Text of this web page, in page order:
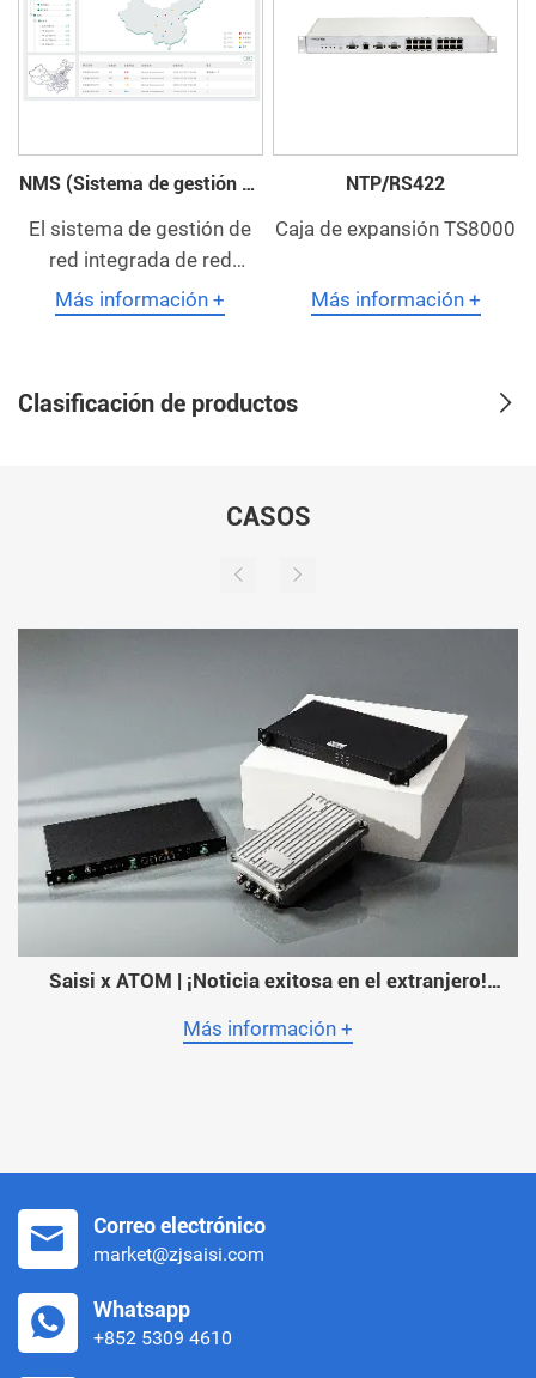
Clasificación de productos
NMS (Sistema de gestión de
red)
El sistema de gestión de
red integrada de red
síncrona es un sistema
integral de gestión de red
desarrollado
Más información +
NTP/RS422
Caja de expansión TS8000
Más información +
CASOS
Saisi x ATOM | ¡Noticia exitosa en el extranjero!
sincronización horaria de Saisi en toda su red
Más información +
Correo electrónico
market@zjsaisi.com
Whatsapp
+852 5309 4610